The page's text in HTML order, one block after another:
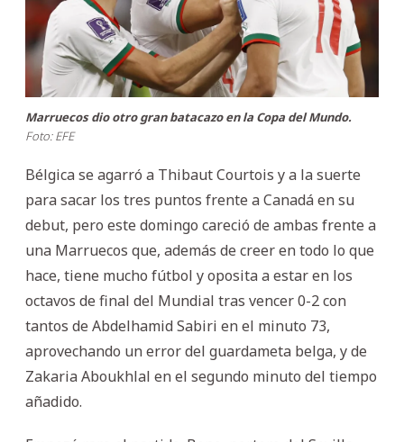
Marruecos dio otro gran batacazo en la Copa del Mundo.
Foto: EFE
Bélgica se agarró a Thibaut Courtois y a la suerte
para sacar los tres puntos frente a Canadá en su
debut, pero este domingo careció de ambas frente a
una Marruecos que, además de creer en todo lo que
hace, tiene mucho fútbol y oposita a estar en los
octavos de final del Mundial tras vencer 0-2 con
tantos de Abdelhamid Sabiri en el minuto 73,
aprovechando un error del guardameta belga, y de
Zakaria Aboukhlal en el segundo minuto del tiempo
añadido.